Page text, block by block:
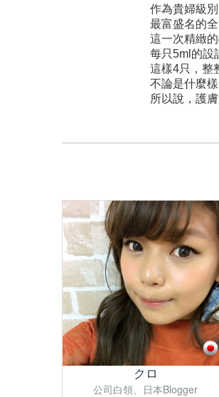
作為貴婦級別
最富盛名的
這一次精緻的
每只5ml 的設
這樣4只，整
不論是什麼
所以說，護
クロ
公司白領、日本Blogger